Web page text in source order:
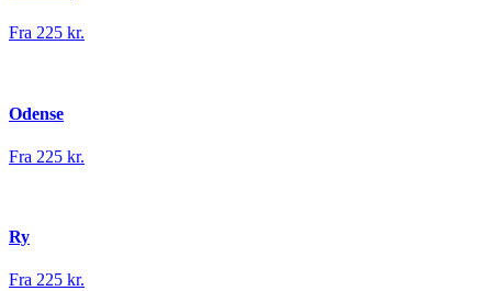
Fra 225 kr.
Odense
Fra 225 kr.
Ry
Fra 225 kr.